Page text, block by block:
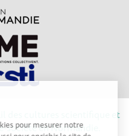
pour mesurer notre
des cultures scientifique et
en Normandie.